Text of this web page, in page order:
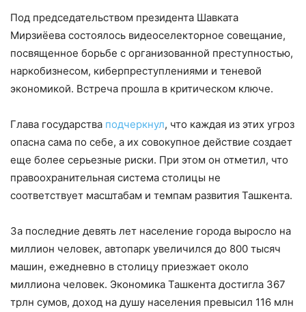
Под председательством президента Шавката
Мирзиёева состоялось видеоселекторное совещание,
посвященное борьбе с организованной преступностью,
наркобизнесом, киберпреступлениями и теневой
экономикой. Встреча прошла в критическом ключе.
Глава государства подчеркнул, что каждая из этих угроз
опасна сама по себе, а их совокупное действие создает
еще более серьезные риски. При этом он отметил, что
правоохранительная система столицы не
соответствует масштабам и темпам развития Ташкента.
За последние девять лет население города выросло на
миллион человек, автопарк увеличился до 800 тысяч
машин, ежедневно в столицу приезжает около
миллиона человек. Экономика Ташкента достигла 367
трлн сумов, доход на душу населения превысил 116 млн